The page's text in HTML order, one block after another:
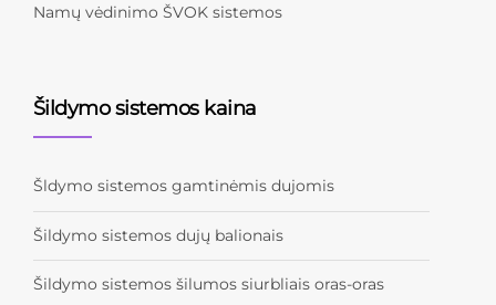
Namų vėdinimo ŠVOK sistemos
Šildymo sistemos kaina
Šldymo sistemos gamtinėmis dujomis
Šildymo sistemos dujų balionais
Šildymo sistemos šilumos siurbliais oras-oras